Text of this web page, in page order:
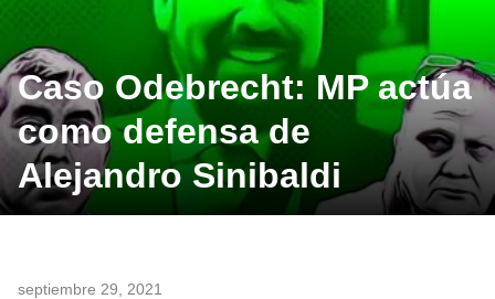
Caso Odebrecht: MP actúa
como defensa de
Alejandro Sinibaldi
septiembre 29, 2021